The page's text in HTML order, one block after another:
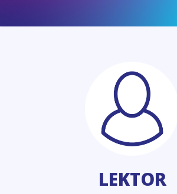
LEKTOR